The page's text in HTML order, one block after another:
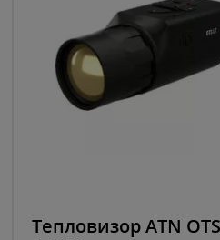
Тепловизор ATN